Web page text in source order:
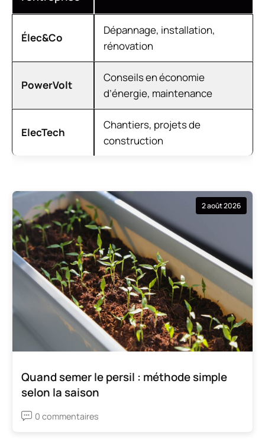
Élec&Co
Dépannage, installation,
rénovation
PowerVolt
Conseils en économie
d’énergie, maintenance
ElecTech
Chantiers, projets de
construction
2 août 2026
Quand semer le persil : méthode simple
selon la saison
0 commentaires